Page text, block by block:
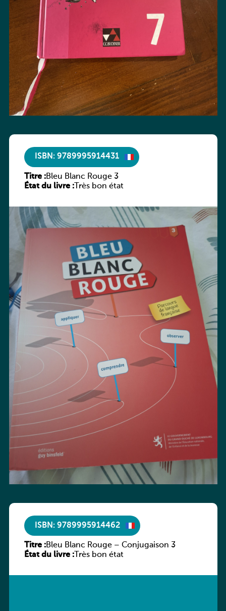
ISBN: 9789995914431
Titre :Bleu Blanc Rouge 3
État du livre :Très bon état
ISBN: 9789995914462
Titre :Bleu Blanc Rouge – Conjugaison 3
État du livre :Très bon état